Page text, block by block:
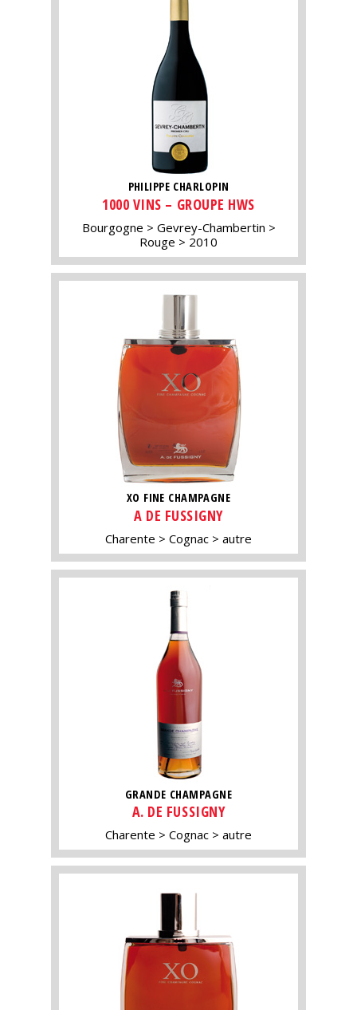
PHILIPPE CHARLOPIN
1000 VINS – GROUPE HWS
Bourgogne
Gevrey-Chambertin
Rouge
2010
XO FINE CHAMPAGNE
A DE FUSSIGNY
Charente Cognac autre
GRANDE CHAMPAGNE
A. DE FUSSIGNY
Charente Cognac autre